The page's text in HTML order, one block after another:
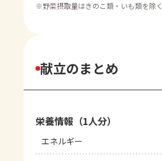
※野菜摂取量はきのこ類・いも類を除く
献立のまとめ
栄養情報（1人分）
エネルギー